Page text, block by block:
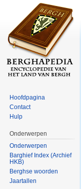
Hoofdpagina
Contact
Hulp
Onderwerpen
Onderwerpen
Barghief Index (Archief
HKB)
Berghse woorden
Jaartallen